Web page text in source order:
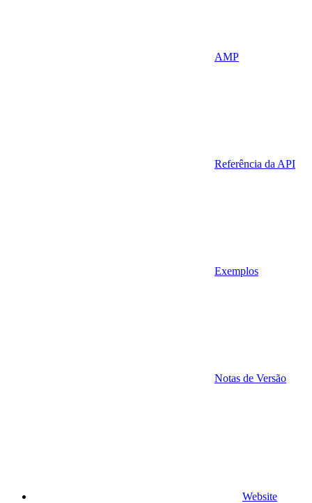
AMP
Referência da API
Exemplos
Notas de Versão
Website